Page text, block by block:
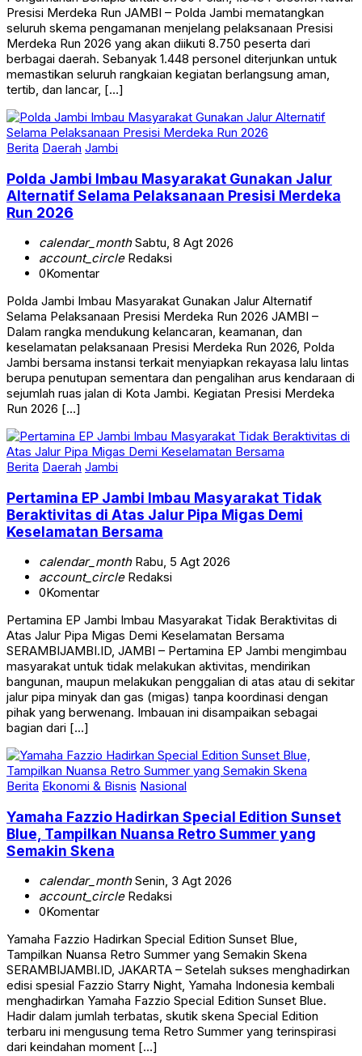
Presisi Merdeka Run JAMBI – Polda Jambi mematangkan
seluruh skema pengamanan menjelang pelaksanaan Presisi
Merdeka Run 2026 yang akan diikuti 8.750 peserta dari
berbagai daerah. Sebanyak 1.448 personel diterjunkan untuk
memastikan seluruh rangkaian kegiatan berlangsung aman,
tertib, dan lancar, […]
Berita Daerah Jambi
Polda Jambi Imbau Masyarakat Gunakan Jalur
Alternatif Selama Pelaksanaan Presisi Merdeka
Run 2026
calendar_monthSabtu, 8 Agt 2026
account_circleRedaksi
0Komentar
Polda Jambi Imbau Masyarakat Gunakan Jalur Alternatif
Selama Pelaksanaan Presisi Merdeka Run 2026 JAMBI –
Dalam rangka mendukung kelancaran, keamanan, dan
keselamatan pelaksanaan Presisi Merdeka Run 2026, Polda
Jambi bersama instansi terkait menyiapkan rekayasa lalu lintas
berupa penutupan sementara dan pengalihan arus kendaraan di
sejumlah ruas jalan di Kota Jambi. Kegiatan Presisi Merdeka
Run 2026 […]
Berita Daerah Jambi
Pertamina EP Jambi Imbau Masyarakat Tidak
Beraktivitas di Atas Jalur Pipa Migas Demi
Keselamatan Bersama
calendar_monthRabu, 5 Agt 2026
account_circleRedaksi
0Komentar
Pertamina EP Jambi Imbau Masyarakat Tidak Beraktivitas di
Atas Jalur Pipa Migas Demi Keselamatan Bersama
SERAMBIJAMBI.ID, JAMBI – Pertamina EP Jambi mengimbau
masyarakat untuk tidak melakukan aktivitas, mendirikan
bangunan, maupun melakukan penggalian di atas atau di sekitar
jalur pipa minyak dan gas (migas) tanpa koordinasi dengan
pihak yang berwenang. Imbauan ini disampaikan sebagai
bagian dari […]
Berita Ekonomi & Bisnis Nasional
Yamaha Fazzio Hadirkan Special Edition Sunset
Blue, Tampilkan Nuansa Retro Summer yang
Semakin Skena
calendar_monthSenin, 3 Agt 2026
account_circleRedaksi
0Komentar
Yamaha Fazzio Hadirkan Special Edition Sunset Blue,
Tampilkan Nuansa Retro Summer yang Semakin Skena
SERAMBIJAMBI.ID, JAKARTA – Setelah sukses menghadirkan
edisi spesial Fazzio Starry Night, Yamaha Indonesia kembali
menghadirkan Yamaha Fazzio Special Edition Sunset Blue.
Hadir dalam jumlah terbatas, skutik skena Special Edition
terbaru ini mengusung tema Retro Summer yang terinspirasi
dari keindahan moment […]